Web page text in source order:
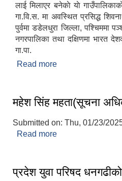
लाई मिलाएर बनेकाे याे
गा.वि.स. मा अवस्थित प्रसिद्ध
पुर्वमा डडेलधुरा जिल्ला, पश्चिममा
नगरपालिका तथा दक्षिणमा भारत
गा.पा.
Read more
महेश सिंह महता(सूचना
Submitted on: Thu, 01/23/
Read more
प्रदेश युवा परिषद